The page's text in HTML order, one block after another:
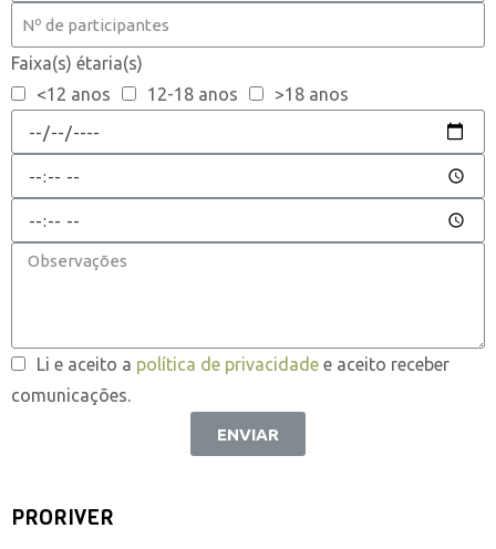
Faixa(s) étaria(s)
<12 anos
12-18 anos >18 anos
Li e aceito a política de privacidade e aceito receber
comunicações.
ENVIAR
PRORIVER